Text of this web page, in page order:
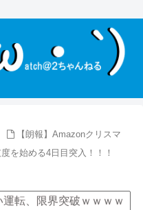
【朗報】Amazonクリスマ
を始める4日目突入！！！
運転、限界突破ｗｗｗｗ